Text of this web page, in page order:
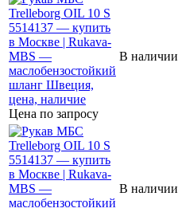
Цена по запросу
В наличии
В наличии